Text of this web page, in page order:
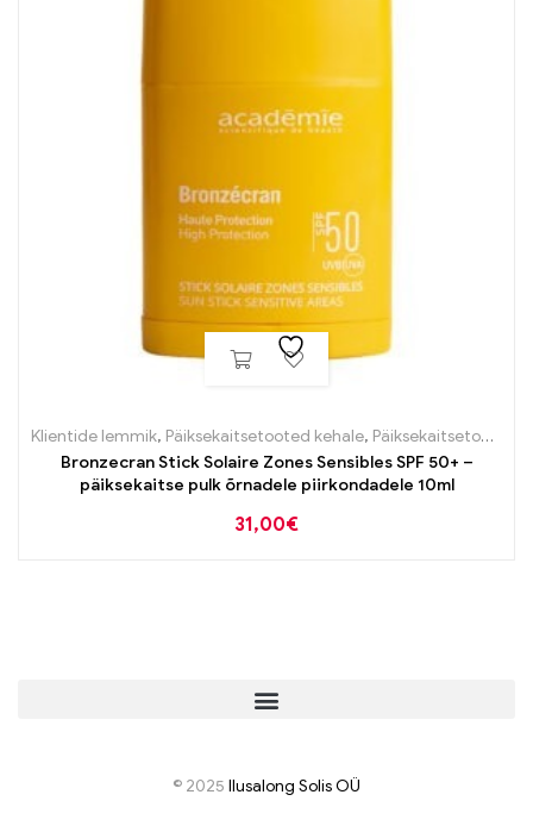
Klientide lemmik, Päiksekaitsetooted kehale, Päiksekaitsetooted näole
Bronzecran Stick Solaire Zones Sensibles SPF 50+ –
päiksekaitse pulk õrnadele piirkondadele 10ml
31,00€
© 2025 Ilusalong Solis OÜ